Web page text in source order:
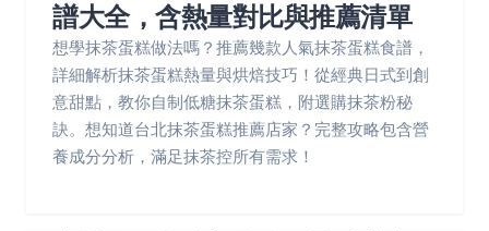
譜大全，含熱量對比與推薦清單
想學抹茶蛋糕做法嗎？推薦幾款人氣抹茶蛋糕食譜，
詳細解析抹茶蛋糕熱量與烘焙技巧！從經典日式到創
意甜點，教你自制低糖抹茶蛋糕，附選購抹茶粉秘
訣。想知道台北抹茶蛋糕推薦店家？完整攻略包含營
養成分分析，滿足抹茶控所有需求！